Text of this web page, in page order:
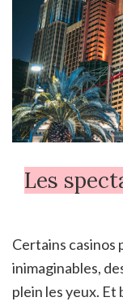
Les
Certains casinos
inimaginables,
plein les yeux. Et